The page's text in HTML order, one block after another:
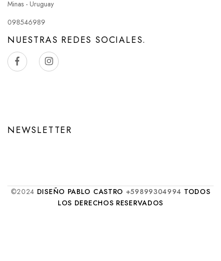
Minas - Uruguay
098546989
NUESTRAS REDES SOCIALES.
NEWSLETTER
©2024 DISEÑO PABLO CASTRO +59899304994 TODOS
LOS DERECHOS RESERVADOS